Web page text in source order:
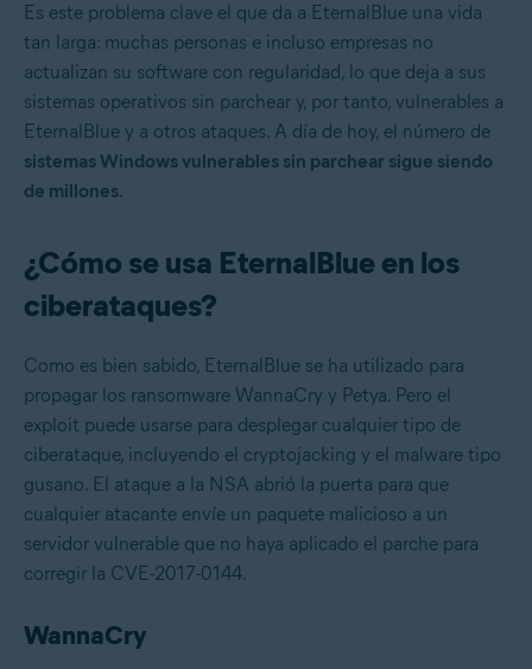
Es este problema clave el que da a EternalBlue una vida
tan larga: muchas personas e incluso empresas no
actualizan su software con regularidad, lo que deja a sus
sistemas operativos sin parchear y, por tanto, vulnerables a
EternalBlue y a otros ataques. A día de hoy, el número de
sistemas Windows vulnerables sin parchear sigue siendo
de millones.
¿Cómo se usa EternalBlue en los
ciberataques?
Como es bien sabido, EternalBlue se ha utilizado para
propagar los ransomware WannaCry y Petya. Pero el
exploit puede usarse para desplegar cualquier tipo de
ciberataque, incluyendo el cryptojacking y el malware tipo
gusano. El ataque a la NSA abrió la puerta para que
cualquier atacante envíe un paquete malicioso a un
servidor vulnerable que no haya aplicado el parche para
corregir la CVE-2017-0144.
WannaCry